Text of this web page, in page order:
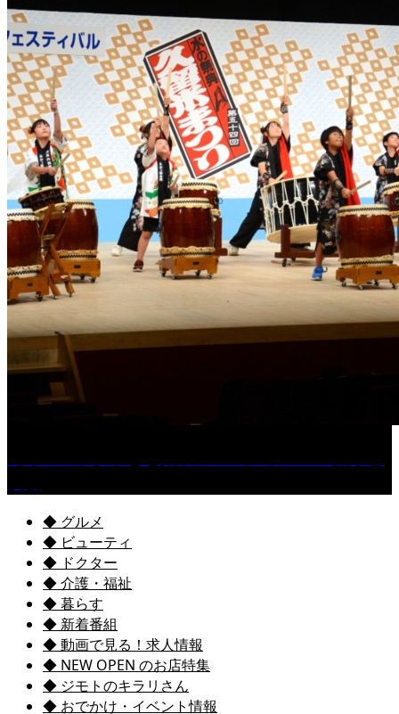
◆ グルメ
◆ ビューティ
◆ ドクター
◆ 介護・福祉
◆ 暮らす
◆ 新着番組
◆ 動画で見る！求人情報
◆ NEW OPEN のお店特集
◆ ジモトのキラリさん
◆ おでかけ・イベント情報